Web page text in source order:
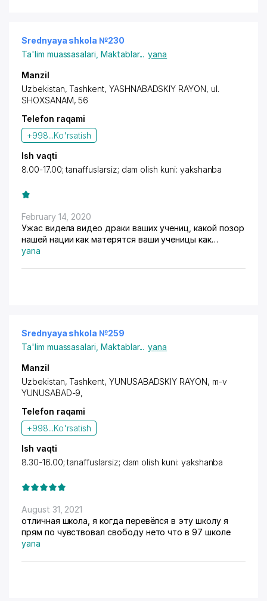
Srednyaya shkola №230
Ta'lim muassasalari Maktablar... yana
Manzil
Uzbekistan, Tashkent, YASHNABADSKIY RAYON, ul.
SHOXSANAM, 56
Telefon raqami
+998...Ko'rsatish
Ish vaqti
8.00-17.00; tanaffuslarsiz; dam olish kuni: yakshanba
February 14, 2020
Ужас видела видео драки ваших учениц, какой позор
нашей нации как матерятся ваши ученицы как
дерутся ,а ваши ученики снимают все на видео
yana
Srednyaya shkola №259
Ta'lim muassasalari Maktablar... yana
Manzil
Uzbekistan, Tashkent, YUNUSABADSKIY RAYON, m-v
YUNUSABAD-9,
Telefon raqami
+998...Ko'rsatish
Ish vaqti
8.30-16.00; tanaffuslarsiz; dam olish kuni: yakshanba
August 31, 2021
отличная школа, я когда перевёлся в эту школу я
прям по чувствовал свободу нето что в 97 школе
yana